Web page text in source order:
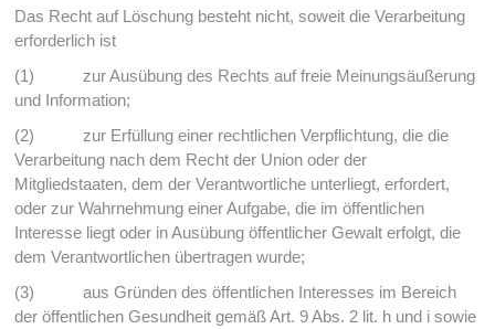
Das Recht auf Löschung besteht nicht, soweit die Verarbeitung
erforderlich ist
(1) zur Ausübung des Rechts auf freie Meinungsäußerung
und Information;
(2) zur Erfüllung einer rechtlichen Verpflichtung, die die
Verarbeitung nach dem Recht der Union oder der
Mitgliedstaaten, dem der Verantwortliche unterliegt, erfordert,
oder zur Wahrnehmung einer Aufgabe, die im öffentlichen
Interesse liegt oder in Ausübung öffentlicher Gewalt erfolgt, die
dem Verantwortlichen übertragen wurde;
(3) aus Gründen des öffentlichen Interesses im Bereich
der öffentlichen Gesundheit gemäß Art. 9 Abs. 2 lit. h und i sowie